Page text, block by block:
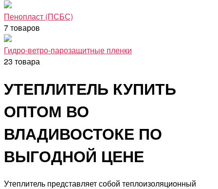
Пенопласт (ПСБС)
7 товаров
Гидро-ветро-парозащитные пленки
23 товара
УТЕПЛИТЕЛЬ КУПИТЬ
ОПТОМ ВО
ВЛАДИВОСТОКЕ ПО
ВЫГОДНОЙ ЦЕНЕ
Утеплитель представляет собой теплоизоляционный